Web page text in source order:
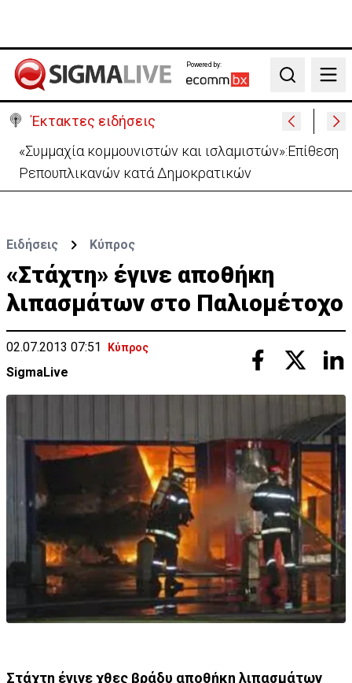
Powered by:
Search
Έκτακτες ειδήσεις
Στο «γήπεδο» της Λευκωσίας περνά ο GSI -«Κλειδί»
ο Σεπτέμβριος για τις έρευνες
Ειδήσεις Κύπρος
«Στάχτη» έγινε αποθήκη
λιπασμάτων στο Παλιομέτοχο
02.07.2013 07:51 Κύπρος
SigmaLive
Στάχτη έγινε χθες βράδυ αποθήκη λιπασμάτων